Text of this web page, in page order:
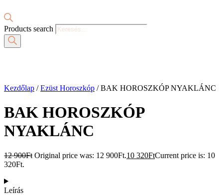
Products search
Kezdőlap /Ezüst Horoszkóp / BAK HOROSZKÓP NYAKLÁNC
BAK HOROSZKÓP
NYAKLÁNC
12 900Ft Original price was: 12 900Ft.10 320FtCurrent price is: 10
320Ft.
Leírás